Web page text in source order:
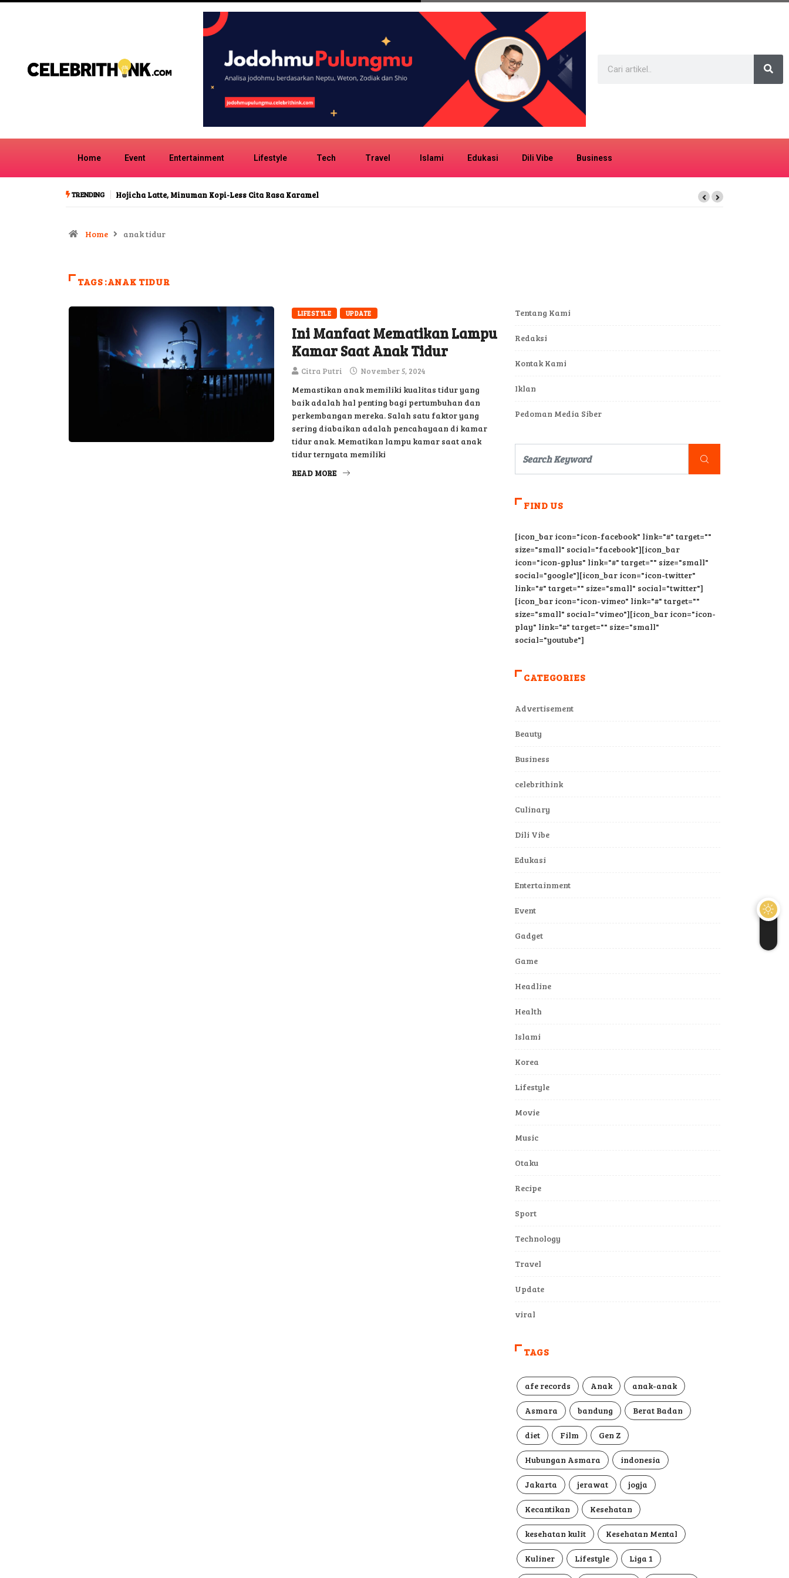
Home Event Entertainment Lifestyle Tech Travel Islami Edukasi Dili Vibe Business
TRENDING
Hojicha Latte, Minuman Kopi-Less Cita Rasa KaramelLagu Honk Girl Group No Na Potret Suasana Angkot
Home anak tidur
TAGS :ANAK TIDUR
LIFESTYLE UPDATE
Ini Manfaat Mematikan Lampu
Kamar Saat Anak Tidur
Citra Putri November 5, 2024
Memastikan anak memiliki kualitas tidur yang
baik adalah hal penting bagi pertumbuhan dan
perkembangan mereka. Salah satu faktor yang
sering diabaikan adalah pencahayaan di kamar
tidur anak. Mematikan lampu kamar saat anak
tidur ternyata memiliki
READ MORE
Tentang Kami
Redaksi
Kontak Kami
Iklan
Pedoman Media Siber
FIND US
[icon_bar icon="icon-facebook" link="#" target=""
size="small" social="facebook"][icon_bar
icon="icon-gplus" link="#" target="" size="small"
social="google"][icon_bar icon="icon-twitter"
link="#" target="" size="small" social="twitter"]
[icon_bar icon="icon-vimeo" link="#" target=""
size="small" social="vimeo"][icon_bar icon="icon-
play" link="#" target="" size="small"
social="youtube"]
CATEGORIES
Advertisement
Beauty
Business
celebrithink
Culinary
Dili Vibe
Edukasi
Entertainment
Event
Gadget
Game
Headline
Health
Islami
Korea
Lifestyle
Movie
Music
Otaku
Recipe
Sport
Technology
Travel
Update
viral
TAGS
afe records Anak anak-anak
Asmara bandung Berat Badan
diet Film Gen Z
Hubungan Asmara indonesia
Jakarta jerawat jogja
Kecantikan Kesehatan
kesehatan kulit Kesehatan Mental
Kuliner Lifestyle Liga 1